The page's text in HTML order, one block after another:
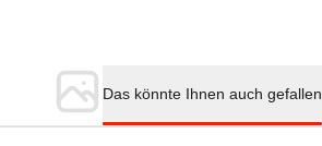
Das könnte Ihnen auch gefallen